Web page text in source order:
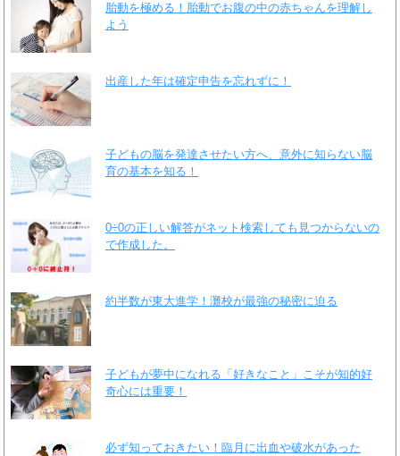
胎動を極める！胎動でお腹の中の赤ちゃんを理解し
よう
出産した年は確定申告を忘れずに！
子どもの脳を発達させたい方へ、意外に知らない脳
育の基本を知る！
0÷0の正しい解答がネット検索しても見つからないの
で作成した。
約半数が東大進学！灘校が最強の秘密に迫る
子どもが夢中になれる「好きなこと」こそが知的好
奇心には重要！
必ず知っておきたい！臨月に出血や破水があった